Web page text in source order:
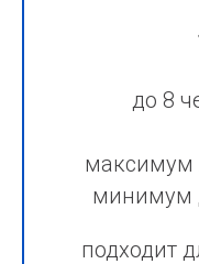
до 8
максимум
минимум
подходит